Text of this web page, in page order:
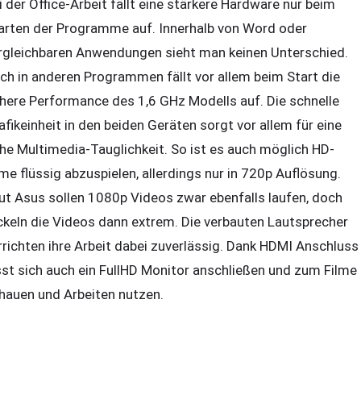
der Office-Arbeit fällt eine stärkere Hardware nur beim
der Programme auf. Innerhalb von Word oder
Anwendungen sieht man keinen Unterschied.
in anderen Programmen fällt vor allem beim Start die
Performance des 1,6 GHz Modells auf. Die schnelle
in den beiden Geräten sorgt vor allem für eine
Multimedia-Tauglichkeit. So ist es auch möglich HD-
flüssig abzuspielen, allerdings nur in 720p Auflösung.
Asus sollen 1080p Videos zwar ebenfalls laufen, doch
die Videos dann extrem. Die verbauten Lautsprecher
ihre Arbeit dabei zuverlässig. Dank HDMI Anschluss
sich auch ein FullHD Monitor anschließen und zum Filme
und Arbeiten nutzen.